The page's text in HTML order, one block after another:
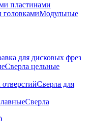
пластинами
Модульные
для дисковых фрез
Сверла цельные
Сверла для
Сверла